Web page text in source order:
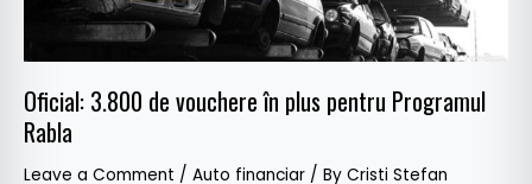
Oficial: 3.800 de vouchere în plus pentru Programul
Rabla
Leave a Comment / Auto financiar / By Cristi Stefan